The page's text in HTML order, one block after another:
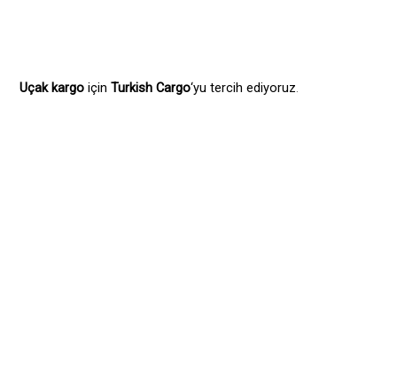
Uçak kargo içinTurkish Cargo‘yu tercih ediyoruz.